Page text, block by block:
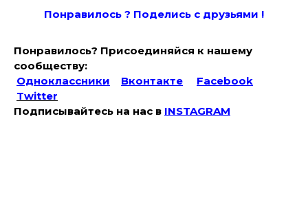
Понравилось ? Поделись с друзьями !
Понравилось? Присоединяйся к нашему
сообществу:
Одноклассники
Вконтакте
Facebook
Twitter
Подписывайтесь на наc в INSTAGRAM